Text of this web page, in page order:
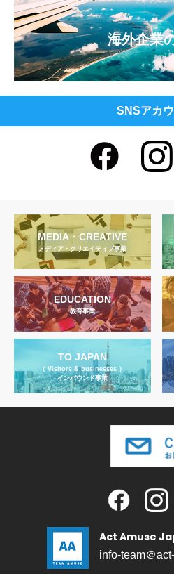
海外企業
SNSアカ
MEDIA・CREATIVE
メディア・クリエイティブ事業
EDUCATION
教育事業
TO JAPAN
（ Visitors & businesses ）
インバウンド事業
Act Amuse
info-team＠